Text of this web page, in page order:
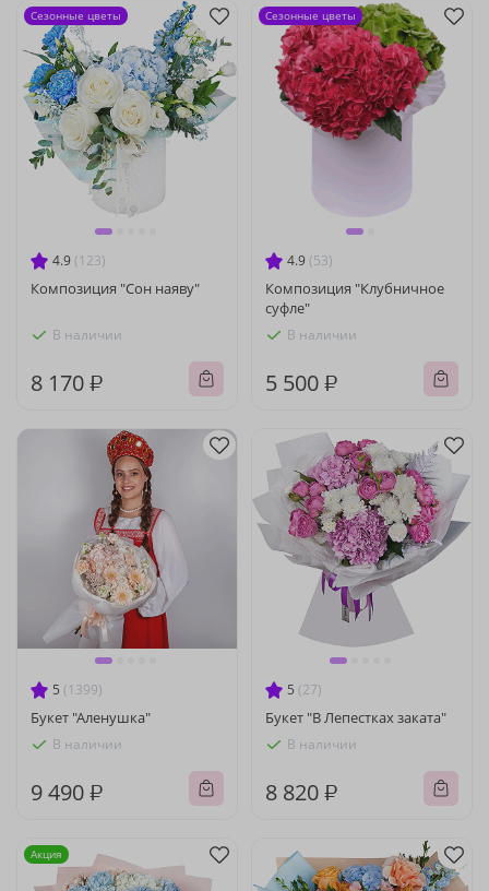
4.9 (123)
Композиция "Сон наяву"
В наличии
8 170 ₽
Сезонные цветы
4.9 (53)
Композиция "Клубничное
суфле"
В наличии
5 500 ₽
Сезонные цветы
5 (1399)
Букет "Аленушка"
В наличии
9 490 ₽
5 (27)
Букет "В Лепестках заката"
В наличии
8 820 ₽
Акция